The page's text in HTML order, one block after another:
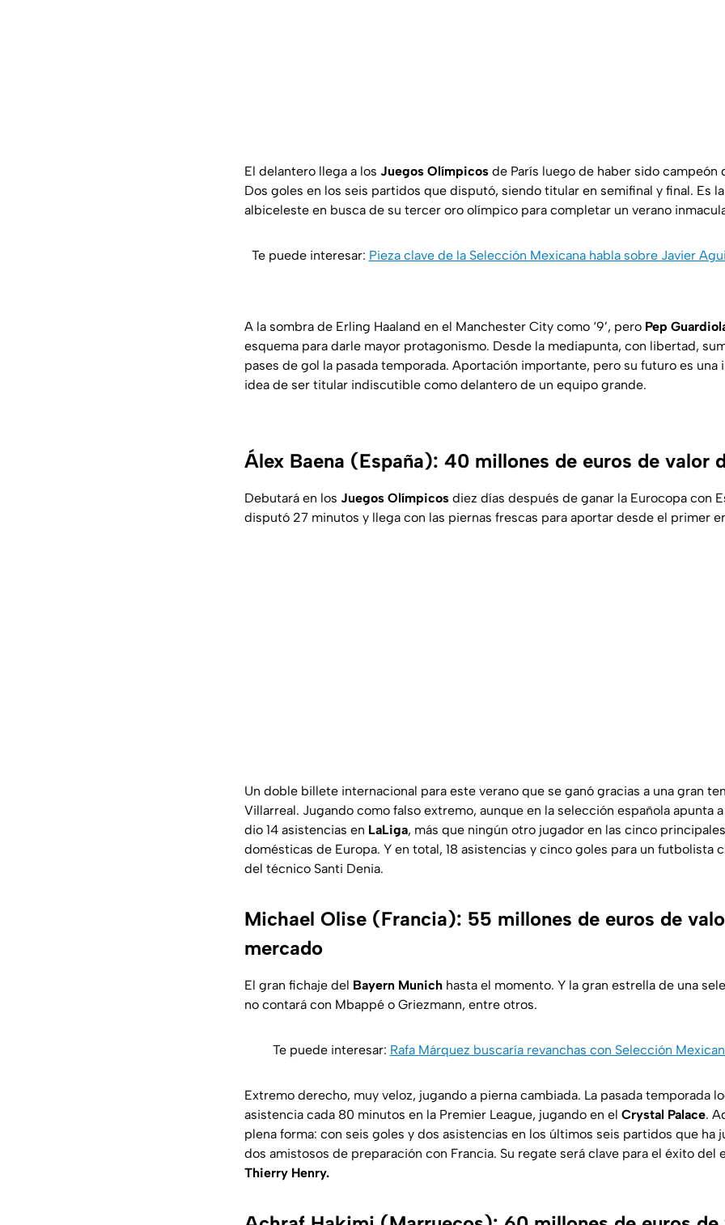
El delantero llega a los Juegos Olímpicos de París luego de haber sido campeón
Dos goles en los seis partidos que disputó, siendo titular en semifinal y final. Es
albiceleste en busca de su tercer oro olímpico para completar un verano
Te puede interesar: Pieza clave de la Selección Mexicana habla sobre Javier
A la sombra de Erling Haaland en el Manchester City como ‘9’, pero Pep
esquema para darle mayor protagonismo. Desde la mediapunta, con libertad,
pases de gol la pasada temporada. Aportación importante, pero su futuro es una
idea de ser titular indiscutible como delantero de un equipo grande.
Álex Baena (España): 40 millones de euros de valor
Debutará en los Juegos Olímpicos diez días después de ganar la Eurocopa con
disputó 27 minutos y llega con las piernas frescas para aportar desde el primer
Un doble billete internacional para este verano que se ganó gracias a una gran
Villarreal. Jugando como falso extremo, aunque en la selección española apunta
dio 14 asistencias en LaLiga, más que ningún otro jugador en las cinco
domésticas de Europa. Y en total, 18 asistencias y cinco goles para un futbolista
del técnico Santi Denia.
Michael Olise (Francia): 55 millones de euros de
mercado
El gran fichaje del Bayern Munich hasta el momento. Y la gran estrella de una
no contará con Mbappé o Griezmann, entre otros.
Te puede interesar: Rafa Márquez buscaría revanchas con Selección
Extremo derecho, muy veloz, jugando a pierna cambiada. La pasada temporada
asistencia cada 80 minutos en la Premier League, jugando en el Crystal Palace.
plena forma: con seis goles y dos asistencias en los últimos seis partidos que ha
dos amistosos de preparación con Francia. Su regate será clave para el éxito
Thierry Henry.